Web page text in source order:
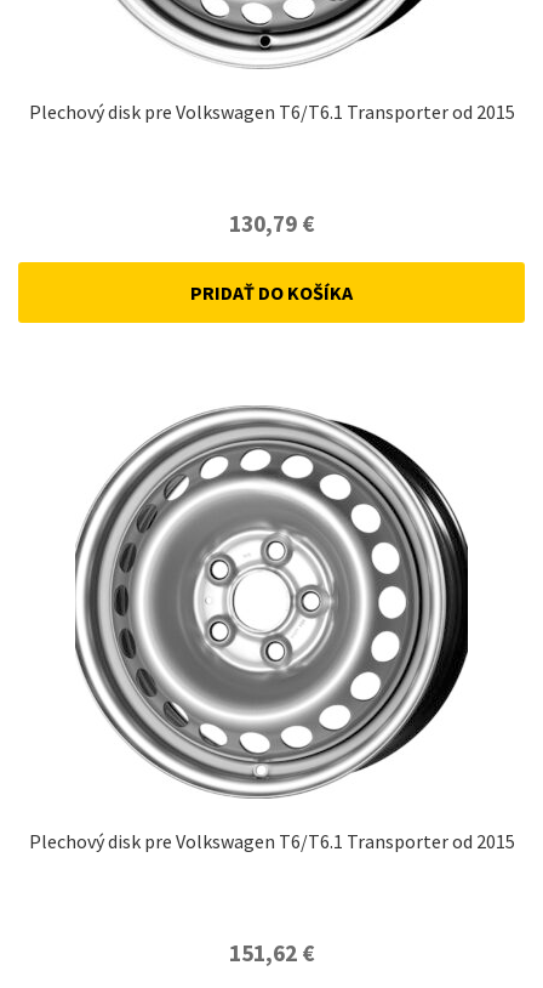
Plechový disk pre Volkswagen T6/T6.1 Transporter od 2015
130,79 €
PRIDAŤ DO KOŠÍKA
Plechový disk pre Volkswagen T6/T6.1 Transporter od 2015
151,62 €